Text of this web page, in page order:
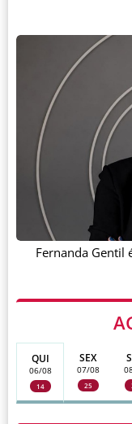
QUI
06/08
14
SEX
07/08
25
Fernanda Gentil